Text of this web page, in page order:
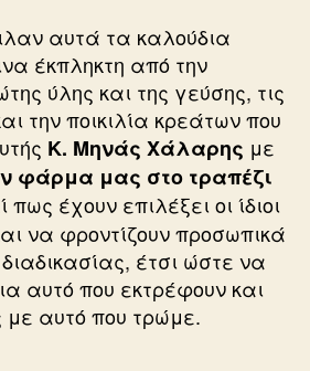
αυτά τα καλούδια
έκπληκτη από την
ύλης και της γεύσης, τις
την ποικιλία κρεάτων που
Κ. Μηνάς Χάλαρης με
φάρμα μας στο τραπέζι
έχουν επιλέξει οι ίδιοι
να φροντίζουν προσωπικά
έτσι ώστε να
αυτό που εκτρέφουν και
αυτό που τρώμε.